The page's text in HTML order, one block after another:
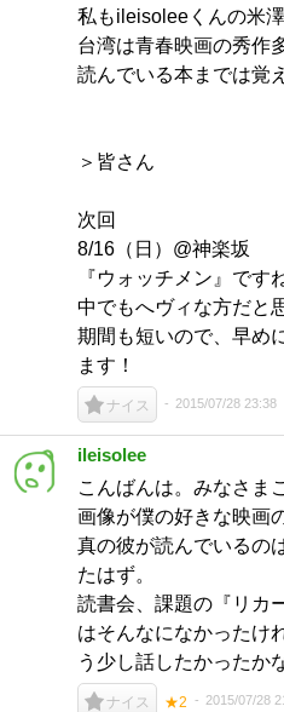
私もileisoleeくんの米
台湾は青春映画の秀作
読んでいる本までは覚
＞皆さん
次回
8/16（日）@神楽坂
『ウォッチメン』で
中でもへヴィな方だと
期間も短いので、早め
ます！
ナイス 2015/07/28 23:38
ileisolee
こんばんは。みなさま
画像が僕の好きな映画
真の彼が読んでいるの
たはず。
読書会、課題の『リカ
はそんなになかったけ
う少し話したかったか
ナイス ★2 2015/07/28